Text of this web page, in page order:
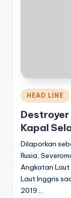
Posted
in
HEAD LINE
Destroyer
Kapal
Dilaporkan
Rusia,
Angkatan Laut
Laut Inggris
2019.…